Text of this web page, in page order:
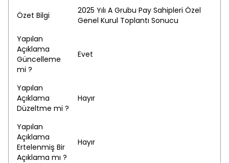
Özet Bilgi
2025 Yılı A Grubu Pay Sahipleri Özel
Genel Kurul Toplantı Sonucu
Yapılan
Açıklama
Güncelleme
mi ?
Evet
Yapılan
Açıklama
Düzeltme mi ?
Hayır
Yapılan
Açıklama
Ertelenmiş Bir
Açıklama mı ?
Hayır